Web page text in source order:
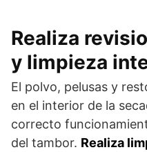
Realiza
y limpieza
El polvo, pelusas y
en el interior de la
correcto
del tambor. Realiza